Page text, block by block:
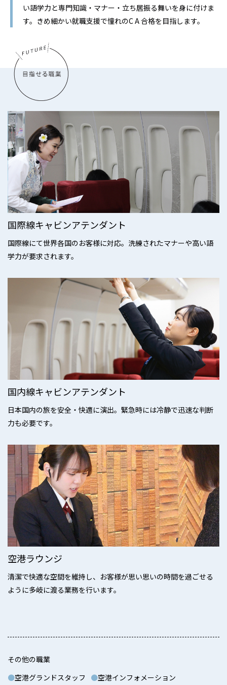
い語学力と専門知識・マナー・立ち居振る舞いを身に付けま
す。きめ細かい就職支援で憧れのC A 合格を目指します。
国際線キャビンアテンダント
国際線にて世界各国のお客様に対応。洗練されたマナーや高い語
学力が要求されます。
国内線キャビンアテンダント
日本国内の旅を安全・快適に演出。緊急時には冷静で迅速な判断
力も必要です。
空港ラウンジ
清潔で快適な空間を維持し、お客様が思い思いの時間を過ごせる
ように多岐に渡る業務を行います。
その他の職業
空港グランドスタッフ
空港インフォメーション